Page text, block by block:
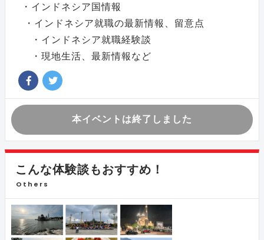
・インドネシア国情報
・インドネシア就職の最新情報、留意点
・インドネシア就職経験談
・現地生活、最新情報など
本イベントは終了しました
こんな体験談もおすすめ！
Others